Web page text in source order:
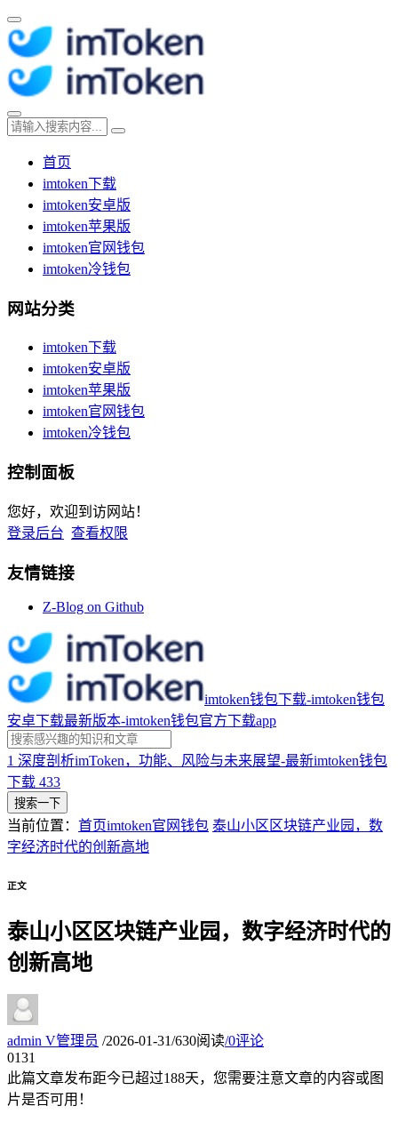
首页
imtoken下载
imtoken安卓版
imtoken苹果版
imtoken官网钱包
imtoken冷钱包
网站分类
imtoken下载
imtoken安卓版
imtoken苹果版
imtoken官网钱包
imtoken冷钱包
控制面板
您好，欢迎到访网站！
登录后台 查看权限
友情链接
Z-Blog on Github
imtoken钱包下载-imtoken钱包
安卓下载最新版本-imtoken钱包官方下载app
1 深度剖析imToken，功能、风险与未来展望-最新imtoken钱包
下载 433
搜索一下
当前位置： 首页imtoken官网钱包 泰山小区区块链产业园，数
字经济时代的创新高地
正文
泰山小区区块链产业园，数字经济时代的
创新高地
admin V管理员 /2026-01-31/630阅读/0评论
0131
此篇文章发布距今已超过188天，您需要注意文章的内容或图
片是否可用！